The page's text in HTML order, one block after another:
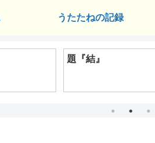
うたたねの記録
題『結』